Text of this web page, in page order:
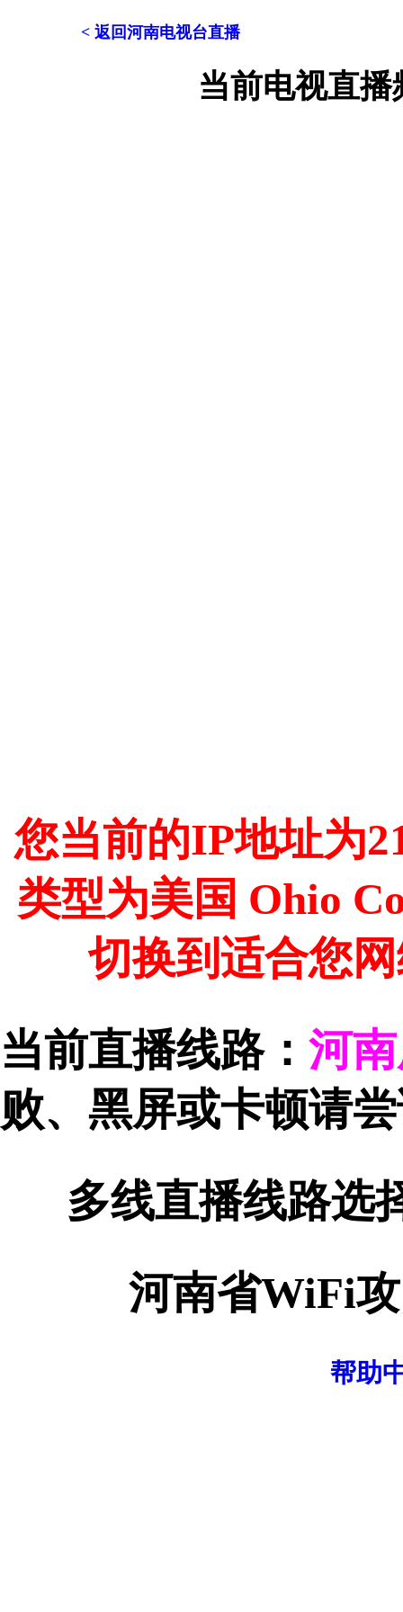
< 返回河南电视台直播
当前电视直
您当前的IP地址为
类型为美国 Ohio
切换到适合您
当前直播线路： 河
败、黑屏或卡顿请
多线直播线路选
河南省WiFi
帮助